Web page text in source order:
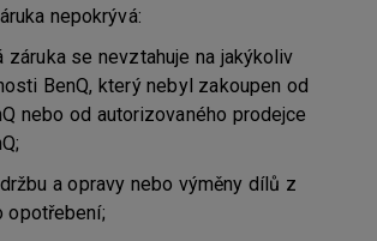
nepokrývá:
záruka se nevztahuje na jakýkoliv
BenQ, který nebyl zakoupen od
nebo od autorizovaného prodejce
a opravy nebo výměny dílů z
opotřebení;